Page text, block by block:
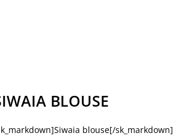
BLOUSE
blouse[/sk_markdown]